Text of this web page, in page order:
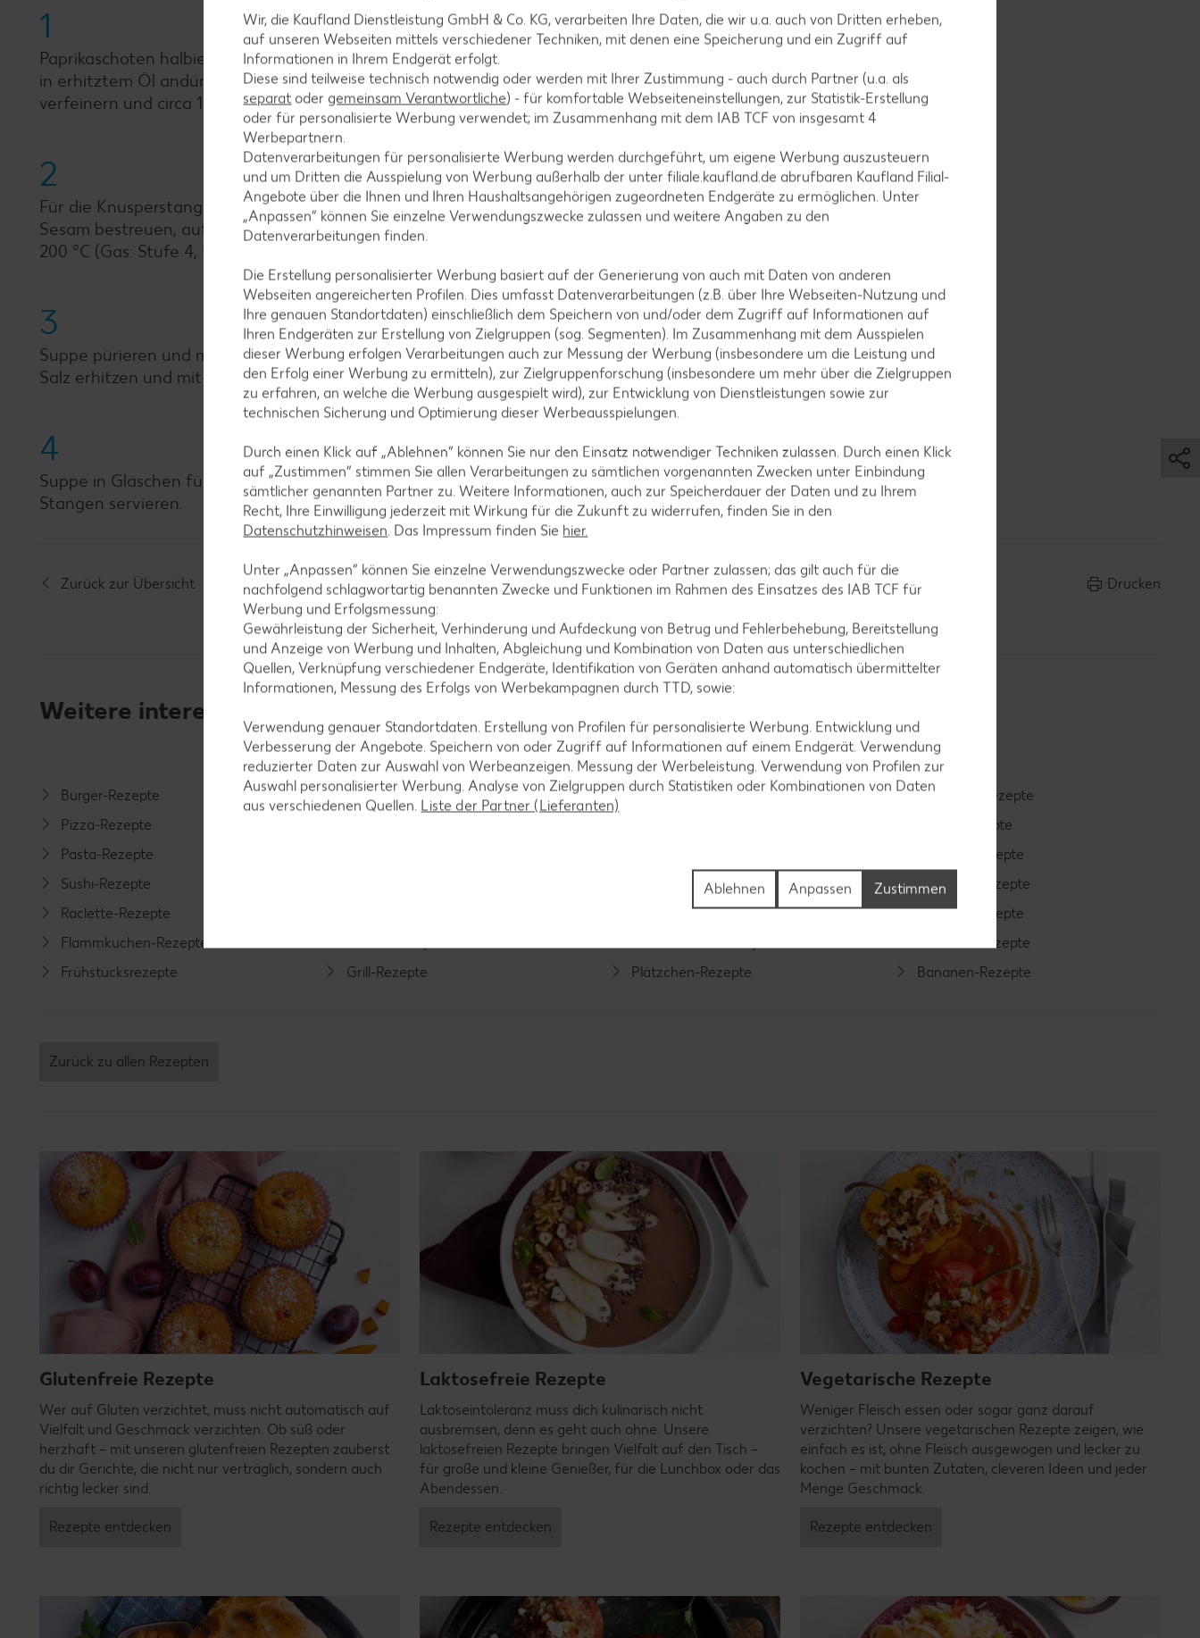
1
Paprikaschoten halbieren, putzen, waschen und klein schneiden. Schalotte abziehen, fein würfeln und beides
in erhitztem Öl andünsten. Brühe und Wein angießen, aufkochen, mit Thymian, Ingwer, Chili und Honig
verfeinern und circa 15 bis 20 Minuten garen.
2
Für die Knusperstangen Blätterteig auftauen lassen, in Streifen schneiden, mit etwas Wasser bepinseln, mit
Sesam bestreuen, auf ein mit Backpapier ausgelegtes Backblech legen und im vorgeheizten Backofen bei
200 °C (Gas: Stufe 4, Umluft 180 °C) circa 10 bis 12 Minuten goldbraun backen.
3
Suppe pürieren und mit Salz und Pfeffer abschmecken. Für den Milchschaum Milch in einem Topf mit 1 Prise
Salz erhitzen und mit einem Schneebesen aufschlagen.
4
Suppe in Gläschen füllen, Milchschaum und Basilikumblättchen darauf anrichten und mit Sesam-Knusper-
Stangen servieren.
Zurück zur Übersicht Drucken
Weitere interessante Rezeptkategorien
Burger-Rezepte
Pizza-Rezepte
Pasta-Rezepte
Sushi-Rezepte
Raclette-Rezepte
Flammkuchen-Rezepte
Frühstücksrezepte
Salat-Rezepte
Grill-Rezepte
Muffin-Rezepte
Torten-Rezepte
Eis-Rezepte
Plätzchen-Rezepte
Smoothie-Rezepte
Bowle-Rezepte
Cocktail-Rezepte
Avocado-Rezepte
Erdbeer-Rezepte
Blaubeer-Rezepte
Bananen-Rezepte
Zurück zu allen Rezepten
Glutenfreie Rezepte
Wer auf Gluten verzichtet, muss nicht automatisch auf
Vielfalt und Geschmack verzichten. Ob süß oder
herzhaft – mit unseren glutenfreien Rezepten zauberst
du dir Gerichte, die nicht nur verträglich, sondern auch
richtig lecker sind.
Rezepte entdecken
Laktosefreie Rezepte
Laktoseintoleranz muss dich kulinarisch nicht
ausbremsen, denn es geht auch ohne. Unsere
laktosefreien Rezepte bringen Vielfalt auf den Tisch –
für große und kleine Genießer, für die Lunchbox oder das
Abendessen.
Rezepte entdecken
Vegetarische Rezepte
Weniger Fleisch essen oder sogar ganz darauf
verzichten? Unsere vegetarischen Rezepte zeigen, wie
einfach es ist, ohne Fleisch ausgewogen und lecker zu
kochen – mit bunten Zutaten, cleveren Ideen und jeder
Menge Geschmack.
Rezepte entdecken
Wir, die Kaufland Dienstleistung GmbH & Co. KG, verarbeiten Ihre Daten, die wir u.a. auch von Dritten erheben,
auf unseren Webseiten mittels verschiedener Techniken, mit denen eine Speicherung und ein Zugriff auf
Informationen in Ihrem Endgerät erfolgt.
Diese sind teilweise technisch notwendig oder werden mit Ihrer Zustimmung - auch durch Partner (u.a. als
separat oder gemeinsam Verantwortliche) - für komfortable Webseiteneinstellungen, zur Statistik-Erstellung
oder für personalisierte Werbung verwendet; im Zusammenhang mit dem IAB TCF von insgesamt4
Werbepartnern.
Datenverarbeitungen für personalisierte Werbung werden durchgeführt, um eigene Werbung auszusteuern
und um Dritten die Ausspielung von Werbung außerhalb der unter filiale.kaufland.de abrufbaren Kaufland Filial-
Angebote über die Ihnen und Ihren Haushaltsangehörigen zugeordneten Endgeräte zu ermöglichen. Unter
„Anpassen“ können Sie einzelne Verwendungszwecke zulassen und weitere Angaben zu den
Datenverarbeitungen finden.
Die Erstellung personalisierter Werbung basiert auf der Generierung von auch mit Daten von anderen
Webseiten angereicherten Profilen. Dies umfasst Datenverarbeitungen (z.B. über Ihre Webseiten-Nutzung und
Ihre genauen Standortdaten) einschließlich dem Speichern von und/oder dem Zugriff auf Informationen auf
Ihren Endgeräten zur Erstellung von Zielgruppen (sog. Segmenten). Im Zusammenhang mit dem Ausspielen
dieser Werbung erfolgen Verarbeitungen auch zur Messung der Werbung (insbesondere um die Leistung und
den Erfolg einer Werbung zu ermitteln), zur Zielgruppenforschung (insbesondere um mehr über die Zielgruppen
zu erfahren, an welche die Werbung ausgespielt wird), zur Entwicklung von Dienstleistungen sowie zur
technischen Sicherung und Optimierung dieser Werbeausspielungen.
Durch einen Klick auf „Ablehnen“ können Sie nur den Einsatz notwendiger Techniken zulassen. Durch einen Klick
auf „Zustimmen“ stimmen Sie allen Verarbeitungen zu sämtlichen vorgenannten Zwecken unter Einbindung
sämtlicher genannten Partner zu. Weitere Informationen, auch zur Speicherdauer der Daten und zu Ihrem
Recht, Ihre Einwilligung jederzeit mit Wirkung für die Zukunft zu widerrufen, finden Sie in den
Datenschutzhinweisen. Das Impressum finden Sie hier.
Unter „Anpassen“ können Sie einzelne Verwendungszwecke oder Partner zulassen; das gilt auch für die
nachfolgend schlagwortartig benannten Zwecke und Funktionen im Rahmen des Einsatzes des IAB TCF für
Werbung und Erfolgsmessung:
Gewährleistung der Sicherheit, Verhinderung und Aufdeckung von Betrug und Fehlerbehebung, Bereitstellung
und Anzeige von Werbung und Inhalten, Abgleichung und Kombination von Daten aus unterschiedlichen
Quellen, Verknüpfung verschiedener Endgeräte, Identifikation von Geräten anhand automatisch übermittelter
Informationen, Messung des Erfolgs von Werbekampagnen durch TTD, sowie:
Verwendung genauer Standortdaten. Erstellung von Profilen für personalisierte Werbung. Entwicklung und
Verbesserung der Angebote. Speichern von oder Zugriff auf Informationen auf einem Endgerät. Verwendung
reduzierter Daten zur Auswahl von Werbeanzeigen. Messung der Werbeleistung. Verwendung von Profilen zur
Auswahl personalisierter Werbung. Analyse von Zielgruppen durch Statistiken oder Kombinationen von Daten
aus verschiedenen Quellen. Liste der Partner (Lieferanten)
Zustimmen
Anpassen
Ablehnen